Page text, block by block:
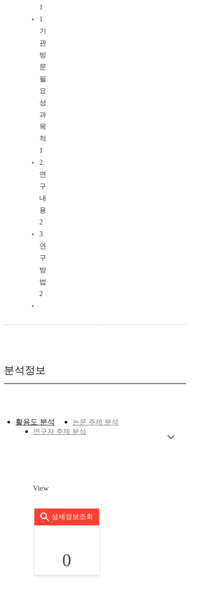
1
1.
기
관
방
문
필
요
성
과
목
적
1
2.
연
구
내
용
2
3.
연
구
방
법
2
분석정보
활용도 분석
논문 주제 분석
연구자 주제 분석
View
상세정보조회
0